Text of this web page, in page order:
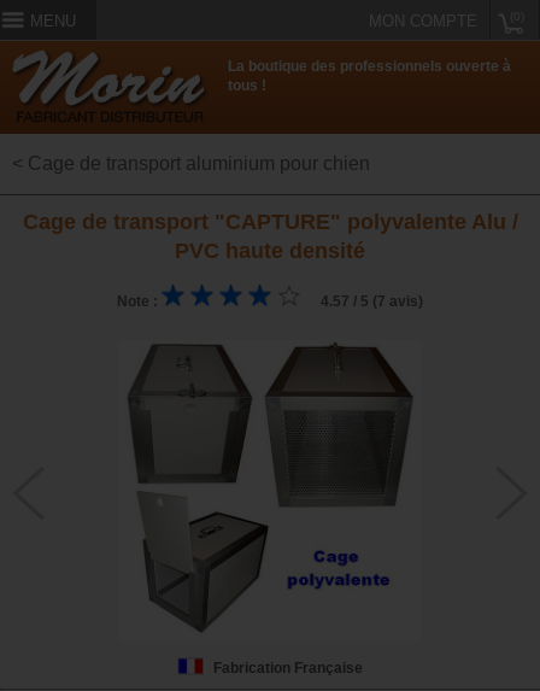
MENU MON COMPTE
La boutique des professionnels ouverte à
tous !
< Cage de transport aluminium pour chien
Cage de transport "CAPTURE" polyvalente Alu /
PVC haute densité
Note : 4.57 / 5 (7 avis)
Fabrication Française